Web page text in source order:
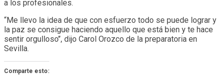
a los profesionales.
“Me llevo la idea de que con esfuerzo todo se puede lograr y
la paz se consigue haciendo aquello que está bien y te hace
sentir orgulloso’’, dijo Carol Orozco de la preparatoria en
Sevilla.
Comparte esto: